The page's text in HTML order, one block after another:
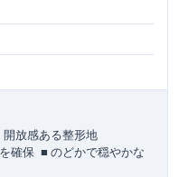
放感ある整形地
確保 ​■のどかで穏やかな